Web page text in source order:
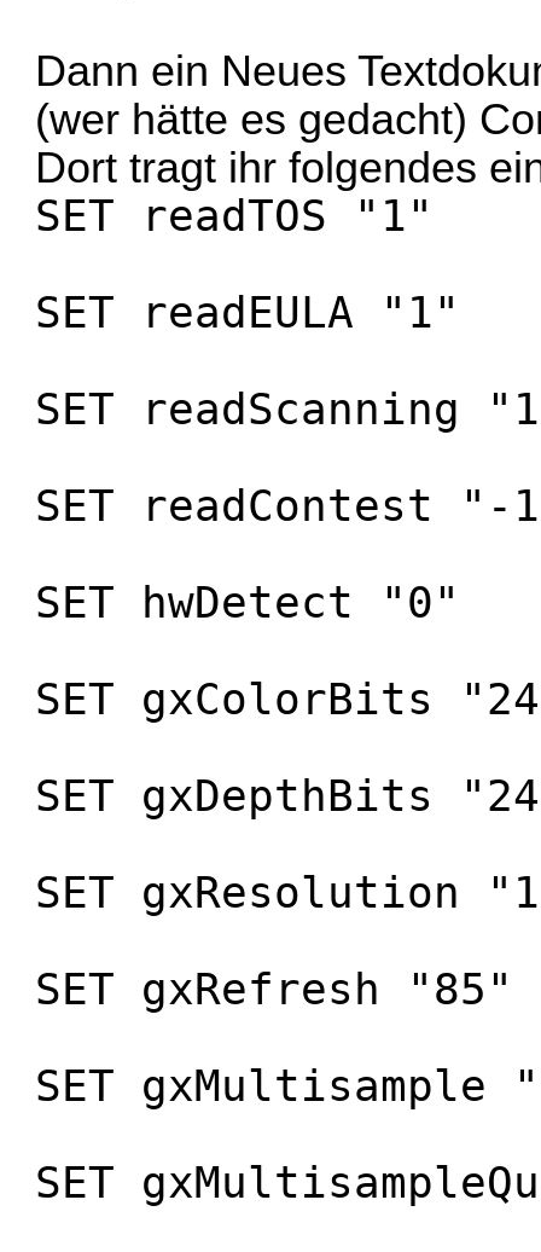
Dann ein Neues
(wer hätte es gedacht)
Dort tragt ihr folgendes
SET readTOS "1"
SET readEULA "1"
SET readScanning
SET readContest "-
SET hwDetect "0"
SET gxColorBits
SET gxDepthBits
SET gxResolution
SET gxRefresh "85"
SET gxMultisample
SET